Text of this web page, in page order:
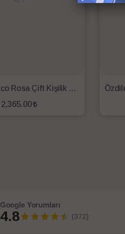
Özdilek Marco Rosa Çift Kişilik Nevresim Takımı Beyaz
2,365.00
Google Yorumları
4.8 (372)